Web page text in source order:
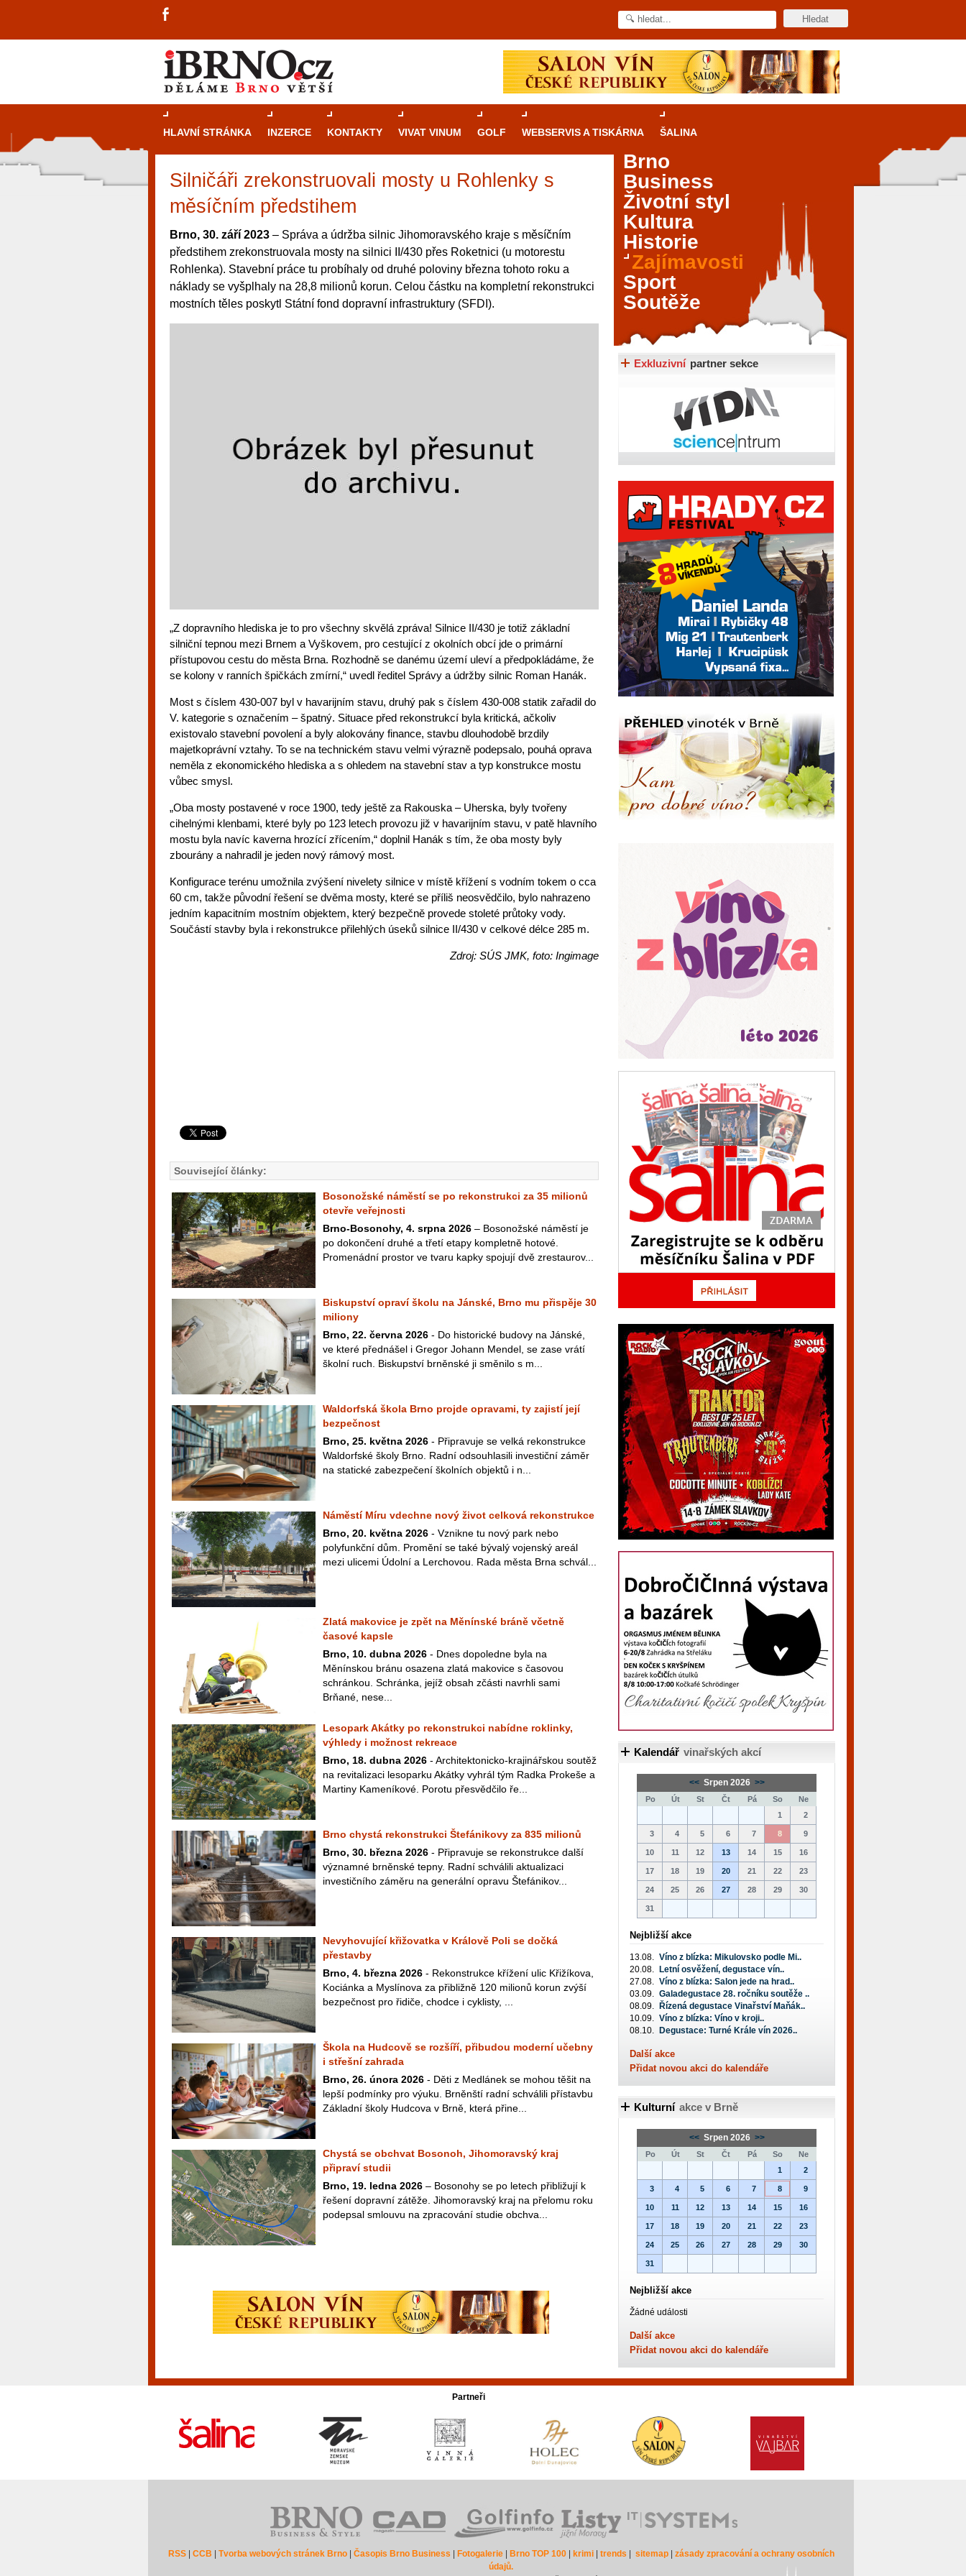
HLAVNÍ STRÁNKA INZERCE KONTAKTY VIVAT VINUM GOLF WEBSERVIS A TISKÁRNA ŠALINA
Silničáři zrekonstruovali mosty u Rohlenky s
měsíčním předstihem
Brno, 30. září 2023 – Správa a údržba silnic Jihomoravského kraje s měsíčním
předstihem zrekonstruovala mosty na silnici II/430 přes Roketnici (u motorestu
Rohlenka). Stavební práce tu probíhaly od druhé poloviny března tohoto roku a
náklady se vyšplhaly na 28,8 milionů korun. Celou částku na kompletní rekonstrukci
mostních těles poskytl Státní fond dopravní infrastruktury (SFDI).
„Z dopravního hlediska je to pro všechny skvělá zpráva! Silnice II/430 je totiž základní
silniční tepnou mezi Brnem a Vyškovem, pro cestující z okolních obcí jde o primární
přístupovou cestu do města Brna. Rozhodně se danému území uleví a předpokládáme, že
se kolony v ranních špičkách zmírní,“ uvedl ředitel Správy a údržby silnic Roman Hanák.
Most s číslem 430-007 byl v havarijním stavu, druhý pak s číslem 430-008 statik zařadil do
V. kategorie s označením – špatný. Situace před rekonstrukcí byla kritická, ačkoliv
existovalo stavební povolení a byly alokovány finance, stavbu dlouhodobě brzdily
majetkoprávní vztahy. To se na technickém stavu velmi výrazně podepsalo, pouhá oprava
neměla z ekonomického hlediska a s ohledem na stavební stav a typ konstrukce mostu
vůbec smysl.
„Oba mosty postavené v roce 1900, tedy ještě za Rakouska – Uherska, byly tvořeny
cihelnými klenbami, které byly po 123 letech provozu již v havarijním stavu, v patě hlavního
mostu byla navíc kaverna hrozící zřícením,“ doplnil Hanák s tím, že oba mosty byly
zbourány a nahradil je jeden nový rámový most.
Konfigurace terénu umožnila zvýšení nivelety silnice v místě křížení s vodním tokem o cca
60 cm, takže původní řešení se dvěma mosty, které se příliš neosvědčilo, bylo nahrazeno
jedním kapacitním mostním objektem, který bezpečně provede stoleté průtoky vody.
Součástí stavby byla i rekonstrukce přilehlých úseků silnice II/430 v celkové délce 285 m.
Zdroj: SÚS JMK, foto: Ingimage
Související články:
Bosonožské náměstí se po rekonstrukci za 35 milionů
otevře veřejnosti
Brno-Bosonohy, 4. srpna 2026 – Bosonožské náměstí je
po dokončení druhé a třetí etapy kompletně hotové.
Promenádní prostor ve tvaru kapky spojují dvě zrestaurov...
Biskupství opraví školu na Jánské, Brno mu přispěje 30
miliony
Brno, 22. června 2026 - Do historické budovy na Jánské,
ve které přednášel i Gregor Johann Mendel, se zase vrátí
školní ruch. Biskupství brněnské ji směnilo s m...
Waldorfská škola Brno projde opravami, ty zajistí její
bezpečnost
Brno, 25. května 2026 - Připravuje se velká rekonstrukce
Waldorfské školy Brno. Radní odsouhlasili investiční záměr
na statické zabezpečení školních objektů i n...
Náměstí Míru vdechne nový život celková rekonstrukce
Brno, 20. května 2026 - Vznikne tu nový park nebo
polyfunkční dům. Promění se také bývalý vojenský areál
mezi ulicemi Údolní a Lerchovou. Rada města Brna schvál...
Zlatá makovice je zpět na Měnínské bráně včetně
časové kapsle
Brno, 10. dubna 2026 - Dnes dopoledne byla na
Měnínskou bránu osazena zlatá makovice s časovou
schránkou. Schránka, jejíž obsah zčásti navrhli sami
Brňané, nese...
Lesopark Akátky po rekonstrukci nabídne roklinky,
výhledy i možnost rekreace
Brno, 18. dubna 2026 - Architektonicko-krajinářskou soutěž
na revitalizaci lesoparku Akátky vyhrál tým Radka Prokeše a
Martiny Kameníkové. Porotu přesvědčilo ře...
Brno chystá rekonstrukci Štefánikovy za 835 milionů
Brno, 30. března 2026 - Připravuje se rekonstrukce další
významné brněnské tepny. Radní schválili aktualizaci
investičního záměru na generální opravu Štefánikov...
Nevyhovující křižovatka v Králově Poli se dočká
přestavby
Brno, 4. března 2026 - Rekonstrukce křížení ulic Křižíkova,
Kociánka a Myslínova za přibližně 120 milionů korun zvýší
bezpečnost pro řidiče, chodce i cyklisty, ...
Škola na Hudcově se rozšíří, přibudou moderní učebny
i střešní zahrada
Brno, 26. února 2026 - Děti z Medlánek se mohou těšit na
lepší podmínky pro výuku. Brněnští radní schválili přístavbu
Základní školy Hudcova v Brně, která přine...
Chystá se obchvat Bosonoh, Jihomoravský kraj
připraví studii
Brno, 19. ledna 2026 – Bosonohy se po letech přibližují k
řešení dopravní zátěže. Jihomoravský kraj na přelomu roku
podepsal smlouvu na zpracování studie obchva...
Průvodcekasinovými hrami v Brně: Od
rulety po video automaty
Brno je městem známým pro zajímavé památky, skvělé
restaurace, divadla a univerzity. Mimo jiné je ale také
místem, kde si můžete legálně a bezpečně vyzkoušet
různé kasinové hry. V neustále kvetoucí moravské
metropoli naleznete širokou nabídku her od klasické
rulety až po moderní automaty jak pro pravidelné
Brno
Business
Životní styl
Kultura
Historie
Zajímavosti
Sport
Soutěže
Exkluzivní partner sekce
Kalendář vinařských akcí
<< Srpen 2026 >>
Po Út St Čt Pá So
Ne
1
2
3 4 5 6 7 8 9
10 11 12 13 14 15 16
17 18 19 20 21 22 23
24 25 26 27 28 29 30
31
Nejbližší akce
13.08. Víno z blízka: Mikulovsko podle Mi..
20.08.
Letní osvěžení, degustace vín..
27.08. Víno z blízka: Salon jede na hrad..
03.09. Galadegustace 28. ročníku soutěže ..
08.09.
Řízená degustace Vinařství Maňák..
10.09. Víno z blízka: Víno v kroji..
08.10.
Degustace: Turné Krále vín 2026..
Další akce
Přidat novou akci do kalendáře
Kulturní akce v Brně
<< Srpen 2026 >>
Po Út St Čt Pá So
Ne
1
2
3 4 5 6 7 8 9
10 11 12 13 14 15 16
17 18 19 20 21 22 23
24 25 26 27 28 29 30
31
Nejbližší akce
Žádné události
Další akce
Přidat novou akci do kalendáře
Partneři
RSS| CCB Tvorba webových stránek Brno| Časopis Brno Business Fotogalerie| Brno TOP 100| krimi| trends sitemap| zásady zpracování a ochrany osobních
údajů.